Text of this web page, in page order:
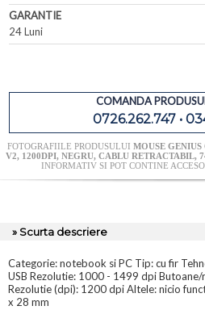
GARANTIE
24 Luni
COMANDA
0726.262.747 •
FOTOGRAFIILE PRODUSULUI MOUSE
V2, 1200DPI, NEGRU, CABLU RETRACTABIL,
INFORMATIV SI POT CONTINE
» Scurta descriere
Categorie: notebook si PC Tip: cu fir
USB Rezolutie: 1000 - 1499 dpi
Rezolutie (dpi): 1200 dpi Altele: nicio
x 28 mm